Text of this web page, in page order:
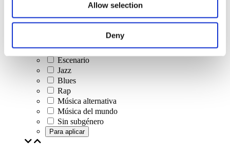
Allow selection
Deny
Música israelí
Folklore
Nuestra oferta especial
Música
Escenario
Jazz
Blues
Rap
Música alternativa
Música del mundo
Sin subgénero
Para aplicar